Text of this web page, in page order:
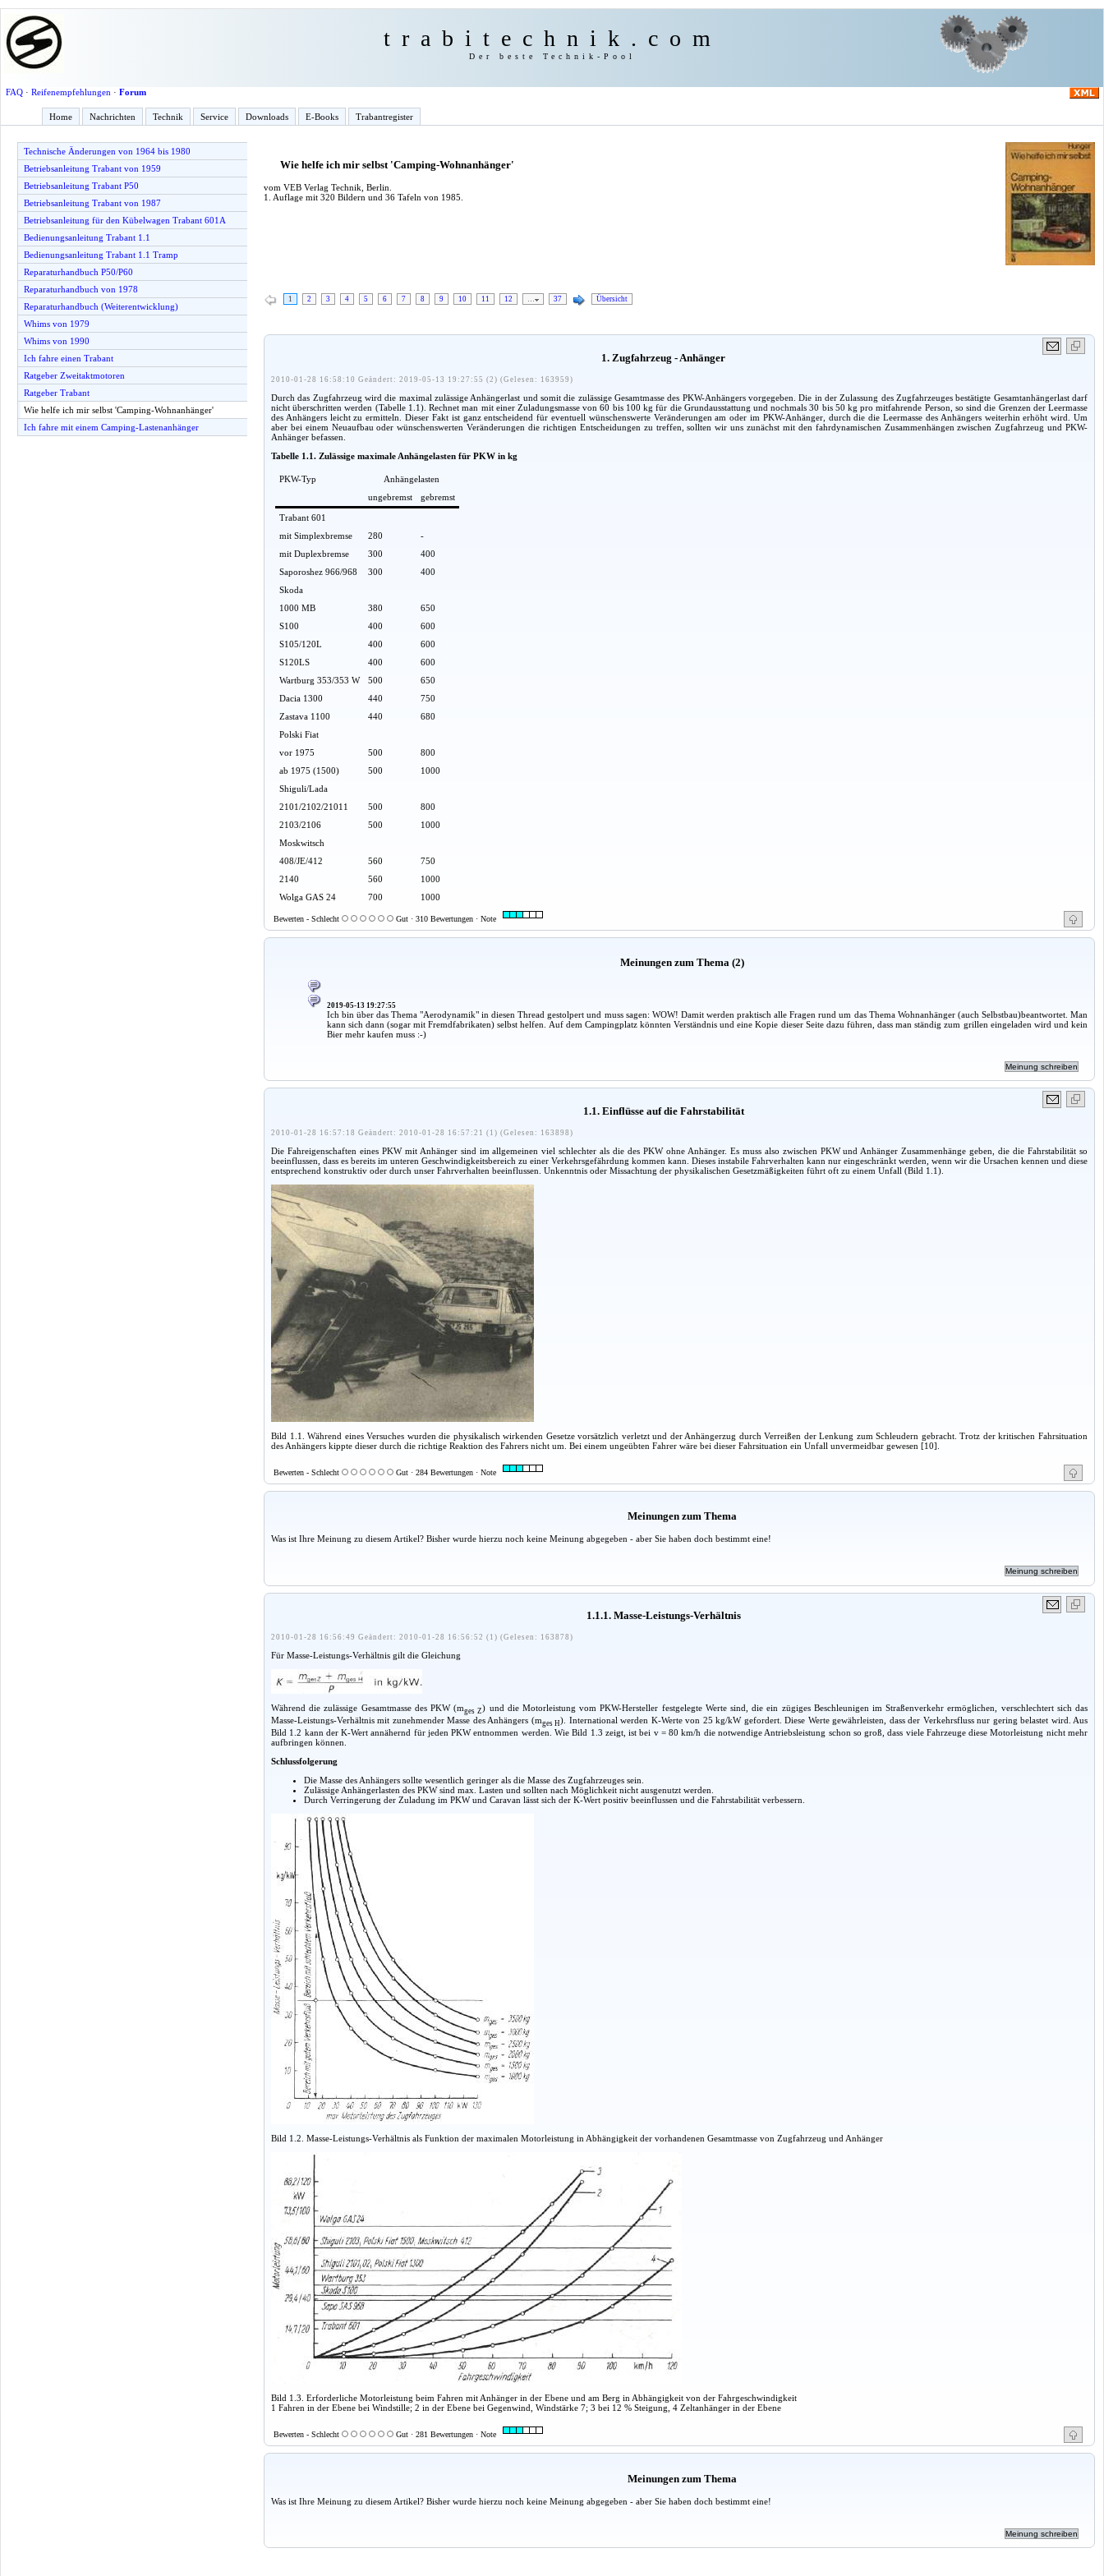
trabitechnik.com
Der beste Technik-Pool
FAQ· Reifenempfehlungen · Forum
Home Nachrichten Technik Service Downloads E-Books Trabantregister
Technische Änderungen von 1964 bis 1980
Betriebsanleitung Trabant von 1959
Betriebsanleitung Trabant P50
Betriebsanleitung Trabant von 1987
Betriebsanleitung für den Kübelwagen Trabant 601A
Bedienungsanleitung Trabant 1.1
Bedienungsanleitung Trabant 1.1 Tramp
Reparaturhandbuch P50/P60
Reparaturhandbuch von 1978
Reparaturhandbuch (Weiterentwicklung)
Whims von 1979
Whims von 1990
Ich fahre einen Trabant
Ratgeber Zweitaktmotoren
Ratgeber Trabant
Wie helfe ich mir selbst 'Camping-Wohnanhänger'
Ich fahre mit einem Camping-Lastenanhänger
Wie helfe ich mir selbst 'Camping-Wohnanhänger'
vom VEB Verlag Technik, Berlin.
1. Auflage mit 320 Bildern und 36 Tafeln von 1985.
1 2 3 4 5 6 7 8 9 10 11 12 … 37 Übersicht
1. Zugfahrzeug - Anhänger
2010-01-28 16:58:10 Geändert: 2019-05-13 19:27:55 (2) (Gelesen: 163959)
Durch das Zugfahrzeug wird die maximal zulässige Anhängerlast und somit die zulässige Gesamtmasse des PKW-Anhängers vorgegeben. Die in der Zulassung des Zugfahrzeuges bestätigte Gesamtanhängerlast darf
nicht überschritten werden (Tabelle 1.1). Rechnet man mit einer Zuladungsmasse von 60 bis 100 kg für die Grundausstattung und nochmals 30 bis 50 kg pro mitfahrende Person, so sind die Grenzen der Leermasse
des Anhängers leicht zu ermitteln. Dieser Fakt ist ganz entscheidend für eventuell wünschenswerte Veränderungen am oder im PKW-Anhänger, durch die die Leermasse des Anhängers weiterhin erhöht wird. Um
aber bei einem Neuaufbau oder wünschenswerten Veränderungen die richtigen Entscheidungen zu treffen, sollten wir uns zunächst mit den fahrdynamischen Zusammenhängen zwischen Zugfahrzeug und PKW-
Anhänger befassen.
Tabelle 1.1. Zulässige maximale Anhängelasten für PKW in kg
PKW-Typ
Anhängelasten
ungebremst
gebremst
Trabant 601
mit Simplexbremse
280
-
mit Duplexbremse
300
400
Saporoshez 966/968
300
400
Skoda
1000 MB
380
650
S100
400
600
S105/120L
400
600
S120LS
400
600
Wartburg 353/353 W
500
650
Dacia 1300
440
750
Zastava 1100
440
680
Polski Fiat
vor 1975
500
800
ab 1975 (1500)
500
1000
Shiguli/Lada
2101/2102/21011
500
800
2103/2106
500
1000
Moskwitsch
408/JE/412
560
750
2140
560
1000
Wolga GAS 24
700 1000
Bewerten - Schlecht Gut · 310 Bewertungen · Note
Meinungen zum Thema (2)
2019-05-13 19:27:55
Ich bin über das Thema "Aerodynamik" in diesen Thread gestolpert und muss sagen: WOW! Damit werden praktisch alle Fragen rund um das Thema Wohnanhänger (auch Selbstbau)beantwortet. Man
kann sich dann (sogar mit Fremdfabrikaten) selbst helfen. Auf dem Campingplatz könnten Verständnis und eine Kopie dieser Seite dazu führen, dass man ständig zum grillen eingeladen wird und kein
Bier mehr kaufen muss :-)
1.1. Einflüsse auf die Fahrstabilität
2010-01-28 16:57:18 Geändert: 2010-01-28 16:57:21 (1) (Gelesen: 163898)
Die Fahreigenschaften eines PKW mit Anhänger sind im allgemeinen viel schlechter als die des PKW ohne Anhänger. Es muss also zwischen PKW und Anhänger Zusammenhänge geben, die die Fahrstabilität so
beeinflussen, dass es bereits im unteren Geschwindigkeitsbereich zu einer Verkehrsgefährdung kommen kann. Dieses instabile Fahrverhalten kann nur eingeschränkt werden, wenn wir die Ursachen kennen und diese
entsprechend konstruktiv oder durch unser Fahrverhalten beeinflussen. Unkenntnis oder Missachtung der physikalischen Gesetzmäßigkeiten führt oft zu einem Unfall (Bild 1.1).
Bild 1.1. Während eines Versuches wurden die physikalisch wirkenden Gesetze vorsätzlich verletzt und der Anhängerzug durch Verreißen der Lenkung zum Schleudern gebracht. Trotz der kritischen Fahrsituation
des Anhängers kippte dieser durch die richtige Reaktion des Fahrers nicht um. Bei einem ungeübten Fahrer wäre bei dieser Fahrsituation ein Unfall unvermeidbar gewesen [10].
Bewerten - Schlecht Gut · 284 Bewertungen · Note
Meinungen zum Thema
Was ist Ihre Meinung zu diesem Artikel? Bisher wurde hierzu noch keine Meinung abgegeben - aber Sie haben doch bestimmt eine!
1.1.1. Masse-Leistungs-Verhältnis
2010-01-28 16:56:49 Geändert: 2010-01-28 16:56:52 (1) (Gelesen: 163878)
Für Masse-Leistungs-Verhältnis gilt die Gleichung
Während die zulässige Gesamtmasse des PKW (mges Z) und die Motorleistung vom PKW-Hersteller festgelegte Werte sind, die ein zügiges Beschleunigen im Straßenverkehr ermöglichen, verschlechtert sich das
Masse-Leistungs-Verhältnis mit zunehmender Masse des Anhängers (mges H). International werden K-Werte von 25 kg/kW gefordert. Diese Werte gewährleisten, dass der Verkehrsfluss nur gering belastet wird. Aus
Bild 1.2 kann der K-Wert annähernd für jeden PKW entnommen werden. Wie Bild 1.3 zeigt, ist bei v = 80 km/h die notwendige Antriebsleistung schon so groß, dass viele Fahrzeuge diese Motorleistung nicht mehr
aufbringen können.
Schlussfolgerung
Die Masse des Anhängers sollte wesentlich geringer als die Masse des Zugfahrzeuges sein.
Zulässige Anhängerlasten des PKW sind max. Lasten und sollten nach Möglichkeit nicht ausgenutzt werden.
Durch Verringerung der Zuladung im PKW und Caravan lässt sich der K-Wert positiv beeinflussen und die Fahrstabilität verbessern.
Bild 1.2. Masse-Leistungs-Verhältnis als Funktion der maximalen Motorleistung in Abhängigkeit der vorhandenen Gesamtmasse von Zugfahrzeug und Anhänger
Bild 1.3. Erforderliche Motorleistung beim Fahren mit Anhänger in der Ebene und am Berg in Abhängigkeit von der Fahrgeschwindigkeit
1 Fahren in der Ebene bei Windstille; 2 in der Ebene bei Gegenwind, Windstärke 7; 3 bei 12 % Steigung, 4 Zeltanhänger in der Ebene
Bewerten - Schlecht Gut · 281 Bewertungen · Note
Meinungen zum Thema
Was ist Ihre Meinung zu diesem Artikel? Bisher wurde hierzu noch keine Meinung abgegeben - aber Sie haben doch bestimmt eine!